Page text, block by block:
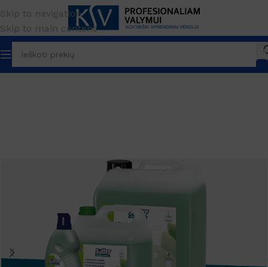
Skip to navigation
Skip to main content
Pradžia Paviršių valymui